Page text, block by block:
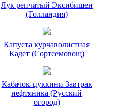
Лук репчатый Эксибишен
(Голландия)
Капуста курчаволистная
Кадет (Сортсемовощ)
Кабачок-цуккини Завтрак
нефтяника (Русский
огород)